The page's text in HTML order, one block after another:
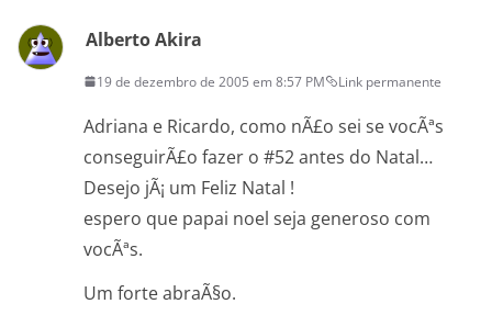
Alberto Akira
19 de dezembro de 2005 em 8:57 PM Link permanente
Adriana e Ricardo, como nÃ£o sei se vocÃªs
conseguirÃ£o fazer o #52 antes do Natal…
Desejo jÃ¡ um Feliz Natal !
espero que papai noel seja generoso com
vocÃªs.
Um forte abraÃ§o.